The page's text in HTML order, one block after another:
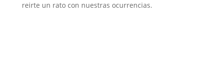
reirte un rato con nuestras ocurrencias.